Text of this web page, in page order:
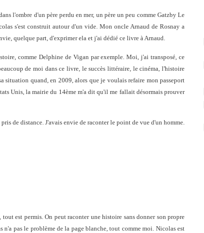
l'ombre d'un père perdu en mer, un père un peu comme Gatzby Le
s'est construit autour d'un vide. Mon oncle Arnaud de Rosnay a
quelque part, d'exprimer ela et j'ai dédié ce livre à Arnaud.
comme Delphine de Vigan par exemple. Moi, j'ai transposé, ce
de moi dans ce livre, le succès littéraire, le cinéma, l'histoire
situation quand, en 2009, alors que je voulais refaire mon passeport
Unis, la mairie du 14ème m'a dit qu'il me fallait désormais prouver
de distance. J'avais envie de raconter le point de vue d'un homme.
est permis. On peut raconter une histoire sans donner son propre
pas le problème de la page blanche, tout comme moi. Nicolas est